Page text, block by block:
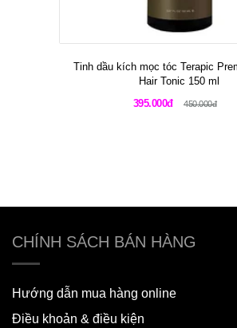
Tinh dầu kích mọc tóc Terapic
Hair Tonic 150 ml
395.000đ
450.000đ
CHÍNH SÁCH BÁN HÀNG
Hướng dẫn mua hàng online
Điều khoản & điều kiện